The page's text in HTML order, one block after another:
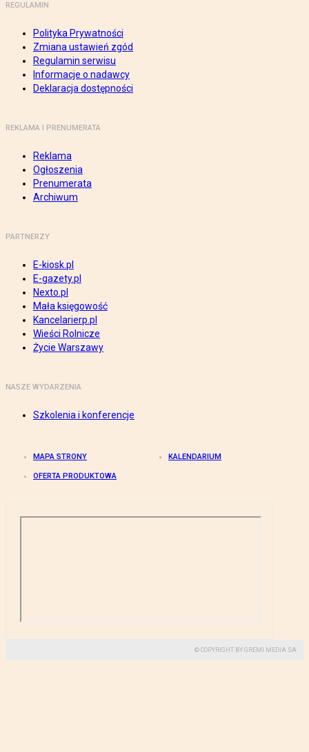
REGULAMIN
Polityka Prywatności
Zmiana ustawień zgód
Regulamin serwisu
Informacje o nadawcy
Deklaracja dostępności
REKLAMA I PRENUMERATA
Reklama
Ogłoszenia
Prenumerata
Archiwum
PARTNERZY
E-kiosk.pl
E-gazety.pl
Nexto.pl
Mała księgowość
Kancelarierp.pl
Wieści Rolnicze
Życie Warszawy
NASZE WYDARZENIA
Szkolenia i konferencje
MAPA STRONY KALENDARIUM
OFERTA PRODUKTOWA
© COPYRIGHT BY GREMI MEDIA SA